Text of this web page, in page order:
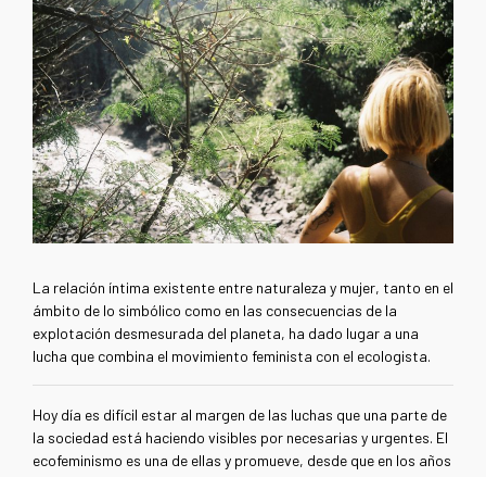
La relación íntima existente entre naturaleza y mujer, tanto en el
ámbito de lo simbólico como en las consecuencias de la
explotación desmesurada del planeta, ha dado lugar a una
lucha que combina el movimiento feminista con el ecologista.
Hoy día es difícil estar al margen de las luchas que una parte de
la sociedad está haciendo visibles por necesarias y urgentes. El
ecofeminismo es una de ellas y promueve, desde que en los años